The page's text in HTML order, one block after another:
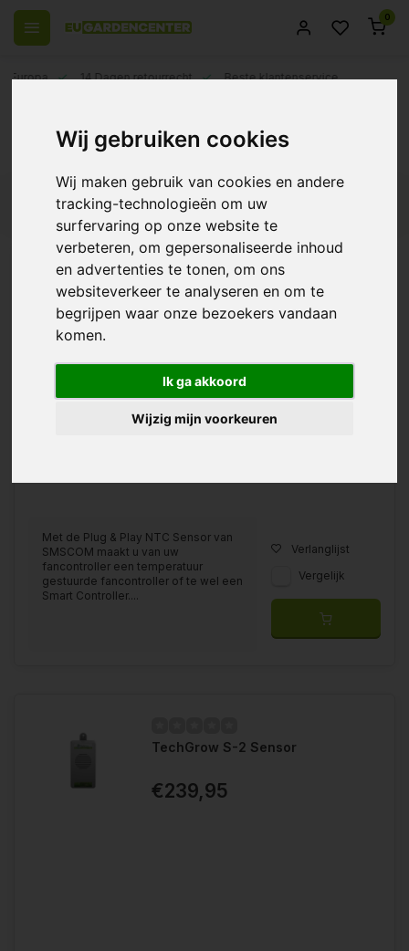
Wij gebruiken cookies
Wij maken gebruik van cookies en andere
tracking-technologieën om uw
surfervaring op onze website te
verbeteren, om gepersonaliseerde inhoud
en advertenties te tonen, om ons
websiteverkeer te analyseren en om te
begrijpen waar onze bezoekers vandaan
komen.
Ik ga akkoord
Wijzig mijn voorkeuren
0
Europa 14 Dagen retourrecht Beste klantenservice
Producten getagd met sensor
SMSCOM Smart NTC
Sensor
Met de Plug & Play NTC Sensor van
SMSCOM maakt u van uw
fancontroller een temperatuur
gestuurde fancontroller of te wel een
Smart Controller....
Verlanglijst
Vergelijk
TechGrow S-2 Sensor
€239,95